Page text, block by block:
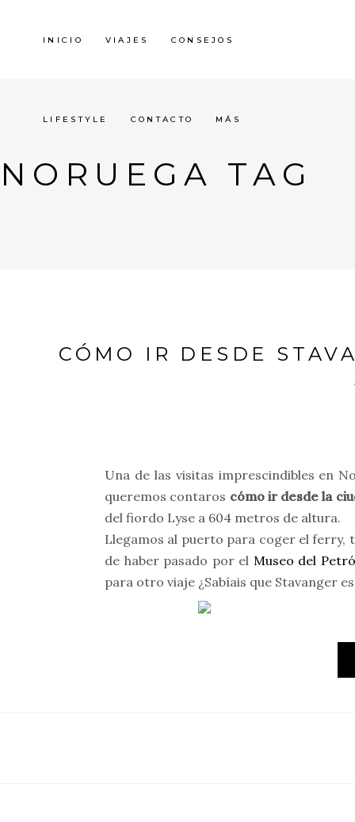
INICIO VIAJES CONSEJOS
LIFESTYLE CONTACTO MÁS
NORUEGA TAG
CÓMO IR DESDE
Una de las visitas imprescindibles en
queremos contaros cómo ir desde la
del fiordo Lyse a 604 metros de altura.
Llegamos al puerto para coger el ferry,
de haber pasado por el Museo del
para otro viaje ¿Sabíais que Stavanger